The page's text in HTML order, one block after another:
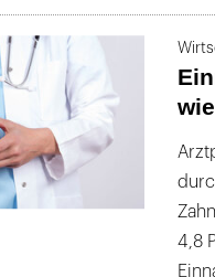
4,8